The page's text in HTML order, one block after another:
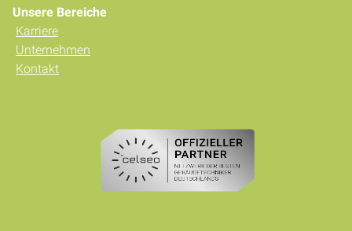
Unsere Bereiche
Karriere
Unternehmen
Kontakt